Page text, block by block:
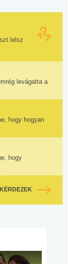
lelsz
levágatta a
hogy hogyan
hogy